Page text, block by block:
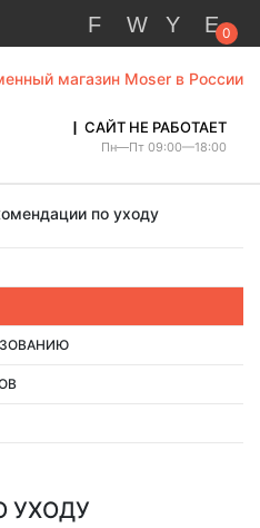
0
САЙТ НЕ РАБОТАЕТ
Пн—Пт 09:00—18:00
по уходу
УХОДУ